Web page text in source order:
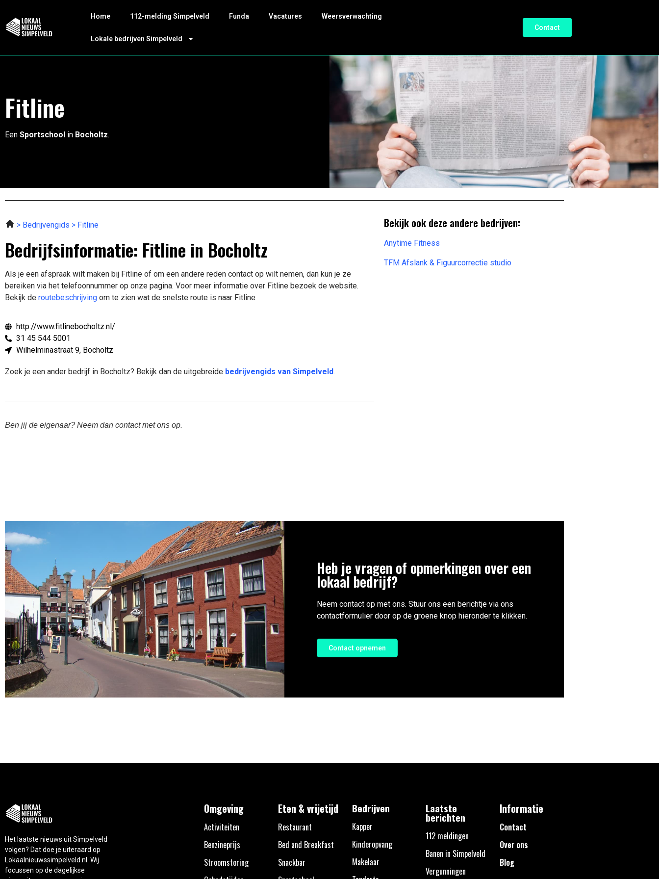
Home 112-melding Simpelveld Funda Vacatures Weersverwachting
Lokale bedrijven Simpelveld
Contact
Fitline
Een Sportschool in Bocholtz.
Bedrijvengids Fitline
Bedrijfsinformatie: Fitline in Bocholtz
Als je een afspraak wilt maken bij Fitline of om een andere reden contact op wilt nemen, dan kun je ze
bereiken via het telefoonnummer op onze pagina. Voor meer informatie over Fitline bezoek de website.
Bekijk de routebeschrijving om te zien wat de snelste route is naar Fitline
http://www.fitlinebocholtz.nl/
31 45 544 5001
Wilhelminastraat 9, Bocholtz
Zoek je een ander bedrijf in Bocholtz? Bekijk dan de uitgebreide bedrijvengids van Simpelveld.
Ben jij de eigenaar? Neem dan contact met ons op.
Bekijk ook deze andere bedrijven:
Anytime Fitness
TFM Afslank & Figuurcorrectie studio
Heb je vragen of opmerkingen over een
lokaal bedrijf?
Neem contact op met ons. Stuur ons een berichtje via ons
contactformulier door op de groene knop hieronder te klikken.
Contact opnemen
Het laatste nieuws uit Simpelveld
volgen? Dat doe je uiteraard op
Lokaalnieuwssimpelveld.nl. Wij
focussen op de dagelijkse
Omgeving
Activiteiten
Benzineprijs
Stroomstoring
Eten & vrijetijd
Restaurant
Bed and Breakfast
Snackbar
Bedrijven
Kapper
Kinderopvang
Makelaar
Laatste
berichten
112 meldingen
Banen in Simpelveld
Vergunningen
Informatie
Contact
Over ons
Blog